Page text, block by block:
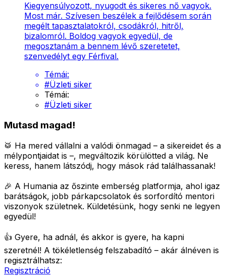
Kiegyensúlyozott, nyugodt és sikeres nő vagyok.
Most már. Szívesen beszélek a fejlődésem során
megélt tapasztalatokról, csodákról, hitről,
bizalomról. Boldog vagyok egyedül, de
megosztanám a bennem lévő szeretetet,
szenvedélyt egy Férfival.
Témái:
#Üzleti siker
Témái:
#Üzleti siker
Mutasd magad!
🥁 Ha mered vállalni a valódi önmagad – a sikereidet és a
mélypontjaidat is –, megváltozik körülötted a világ. Ne
keress, hanem látszódj, hogy mások rád találhassanak!
🎉 A Humania az őszinte emberség platformja, ahol igaz
barátságok, jobb párkapcsolatok és sorfordító mentori
viszonyok születnek. Küldetésünk, hogy senki ne legyen
egyedül!
👍 Gyere, ha adnál, és akkor is gyere, ha kapni
szeretnél! A tökéletlenség felszabadító – akár álnéven is
regisztrálhatsz:
Regisztráció